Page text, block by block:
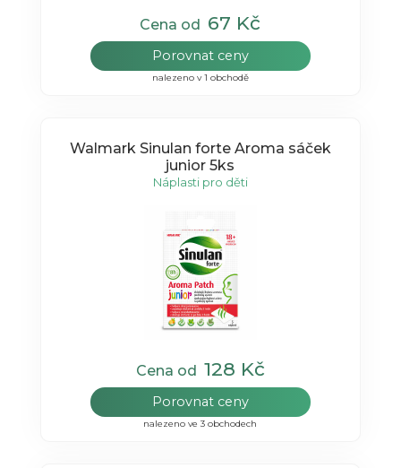
Cena od 67 Kč
Porovnat ceny
nalezeno v 1 obchodě
Walmark Sinulan forte Aroma sáček
junior 5ks
Náplasti pro děti
Cena od 128 Kč
Porovnat ceny
nalezeno ve 3 obchodech